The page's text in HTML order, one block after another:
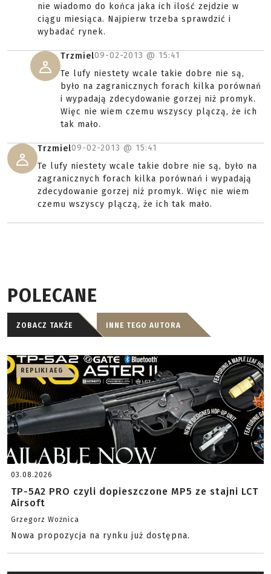
nie wiadomo do końca jaka ich ilość zejdzie w
ciągu miesiąca. Najpierw trzeba sprawdzić i
wybadać rynek.
Trzmiel09-02-2013 @ 15:41
Te lufy niestety wcale takie dobre nie są,
było na zagranicznych forach kilka porównań
i wypadają zdecydowanie gorzej niż promyk.
Więc nie wiem czemu wszyscy plączą, że ich
tak mało.
Trzmiel09-02-2013 @ 15:41
Te lufy niestety wcale takie dobre nie są, było na
zagranicznych forach kilka porównań i wypadają
zdecydowanie gorzej niż promyk. Więc nie wiem
czemu wszyscy plączą, że ich tak mało.
POLECANE
ZOBACZ TAKŻE INNE TEGO AUTORA
REPLIKI AEG
03.08.2026
TP-5A2 PRO czyli dopieszczone MP5 ze stajni LCT
Airsoft
Grzegorz Woźnica
Nowa propozycja na rynku już dostępna.